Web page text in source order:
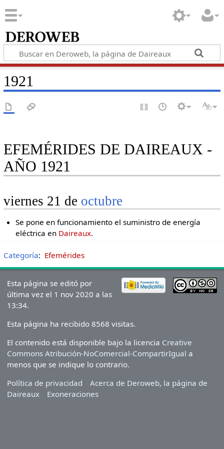
1921
EFEMÉRIDES DE DAIREAUX -
AÑO 1921
viernes 21 de octubre
Se pone en funcionamiento el suministro de energía
eléctrica en Daireaux.
Categoría: Efemérides
Esta página se editó por
última vez el 1 nov 2020 a las
13:34.
Esta página ha recibido 8568 visitas.
El contenido está disponible bajo la licencia Creative
Commons Atribución-NoComercial-CompartirIgual a
menos que se indique lo contrario.
Política de privacidad
Acerca de Deroweb, la página de
Daireaux
Exoneraciones